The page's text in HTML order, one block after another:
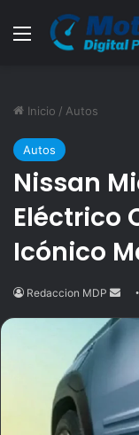
Menú
Inicio / Autos
Autos
Nissan
Eléctrico
Icónico
Redaccion MDP